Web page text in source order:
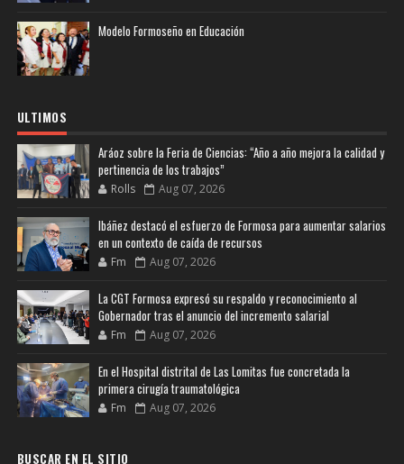
Modelo Formoseño en Educación
ULTIMOS
Aráoz sobre la Feria de Ciencias: “Año a año mejora la calidad y
pertinencia de los trabajos”
Rolls Aug 07, 2026
Ibáñez destacó el esfuerzo de Formosa para aumentar salarios
en un contexto de caída de recursos
Fm Aug 07, 2026
La CGT Formosa expresó su respaldo y reconocimiento al
Gobernador tras el anuncio del incremento salarial
Fm Aug 07, 2026
En el Hospital distrital de Las Lomitas fue concretada la
primera cirugía traumatológica
Fm Aug 07, 2026
BUSCAR EN EL SITIO